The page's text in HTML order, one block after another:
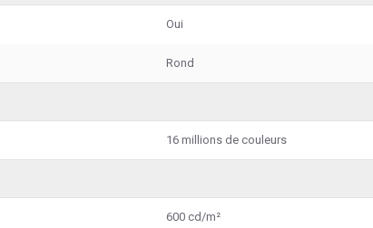
Oui
Rond
16 millions de couleurs
600 cd/m²